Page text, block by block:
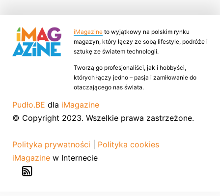
iMagazine to wyjątkowy na polskim rynku
magazyn, który łączy ze sobą lifestyle, podróże i
sztukę ze światem technologii.
Tworzą go profesjonaliści, jak i hobbyści,
których łączy jedno – pasja i zamiłowanie do
otaczającego nas świata.
Pudło.BE dla iMagazine
© Copyright 2023. Wszelkie prawa zastrzeżone.
Polityka prywatności
Polityka cookies
iMagazine w Internecie